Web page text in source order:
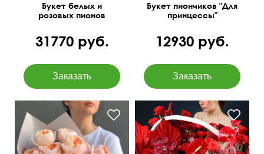
Букет белых и
розовых пионов
31770 руб.
Букет пиончиков "Для
принцессы"
12930 руб.